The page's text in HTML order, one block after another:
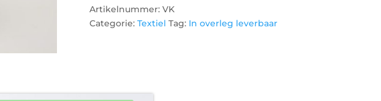
Artikelnummer: VK
Categorie: Textiel Tag: In overleg leverbaar